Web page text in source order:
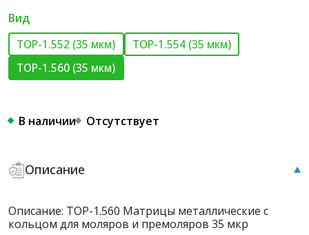
Вид
ТОР-1.552 (35 мкм)
ТОР-1.554 (35 мкм)
ТОР-1.560 (35 мкм)
В наличии Отсутствует
Описание
Описание: ТОР-1.560 Матрицы металлические с
кольцом для моляров и премоляров 35 мкр